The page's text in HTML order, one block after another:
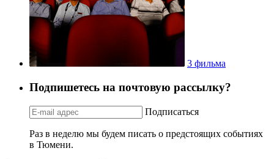
3 фильма
Подпишетесь на почтовую рассылку?
Подписаться
Раз в неделю мы будем писать о предстоящих событиях
в Тюмени.